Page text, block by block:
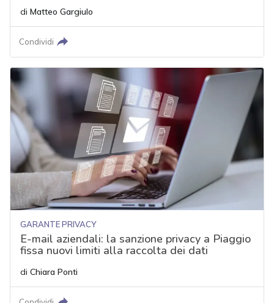
di Matteo Gargiulo
Condividi
GARANTE PRIVACY
E-mail aziendali: la sanzione privacy a Piaggio
fissa nuovi limiti alla raccolta dei dati
di Chiara Ponti